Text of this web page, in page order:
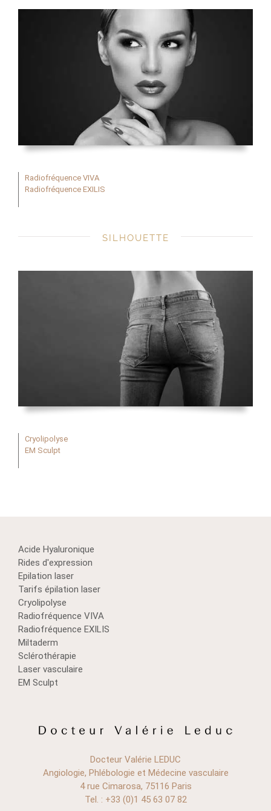
Radiofréquence VIVA
Radiofréquence EXILIS
SILHOUETTE
Cryolipolyse
EM Sculpt
Acide Hyaluronique
Rides d'expression
Epilation laser
Tarifs épilation laser
Cryolipolyse
Radiofréquence VIVA
Radiofréquence EXILIS
Miltaderm
Sclérothérapie
Laser vasculaire
EM Sculpt
Docteur Valérie LEDUC
Angiologie, Phlébologie et Médecine vasculaire
4 rue Cimarosa, 75116 Paris
Tel. : +33 (0)1 45 63 07 82